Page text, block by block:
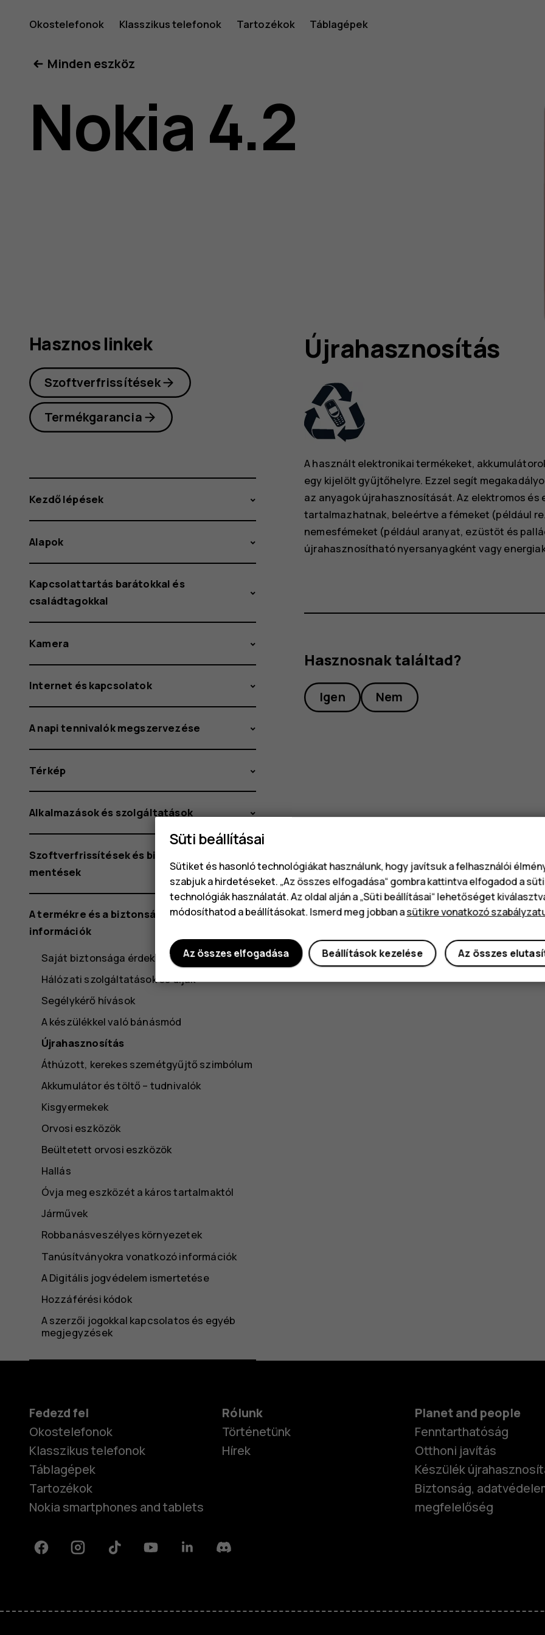
Nokia
4.2
felhasználói
Okostelefonok Klasszikus telefonok Tartozékok Táblagépek
Minden eszköz
Nokia 4.2
Újrahasznosítás
A használt elektronikai termékeket,
egy kijelölt gyűjtőhelyre. Ezzel segít
az anyagok újrahasznosítását. Az elektromos
tartalmazhatnak, beleértve a fémeket (például
nemesfémeket (például aranyat, ezüstöt és
újrahasznosítható nyersanyagként vagy
Hasznosnak találtad?
Igen Nem
Hasznos linkek
Szoftverfrissítések
Termékgarancia
Kezdő lépések
Alapok
Kapcsolattartás barátokkal és
családtagokkal
Kamera
Internet és kapcsolatok
A napi tennivalók megszervezése
Térkép
Alkalmazások és szolgáltatások
Szoftverfrissítések és biztonsági
mentések
A termékre és a biztonságra vonatkozó
információk
Saját biztonsága érdekében
Hálózati szolgáltatások és díjak
Segélykérő hívások
A készülékkel való bánásmód
Újrahasznosítás
Áthúzott, kerekes szemétgyűjtő szimbólum
Akkumulátor és töltő – tudnivalók
Kisgyermekek
Orvosi eszközök
Beültetett orvosi eszközök
Hallás
Óvja meg eszközét a káros tartalmaktól
Járművek
Robbanásveszélyes környezetek
Tanúsítványokra vonatkozó információk
A Digitális jogvédelem ismertetése
Hozzáférési kódok
A szerzői jogokkal kapcsolatos és egyéb
megjegyzések
Fedezd fel
Okostelefonok
Klasszikus telefonok
Táblagépek
Tartozékok
Nokia smartphones and tablets
Rólunk
Történetünk
Hírek
Planet and people
Fenntarthatóság
Otthoni javítás
Készülék
Biztonság,
megfelelőség
FacebookInstagramTiktok YoutubeLinkedinDiscord
Süti beállításai
Sütiket és hasonló technológiákat használunk, hogy javítsuk a felhasználói
szabjuk a hirdetéseket. „Az összes elfogadása“ gombra kattintva elfogadod a
technológiák használatát. Az oldal alján a „Süti beállításai“ lehetőséget
módosíthatod a beállításokat. Ismerd meg jobban asütikre vonatkozó
Az összes
Beállítások kezelése
Az összes elfogadása